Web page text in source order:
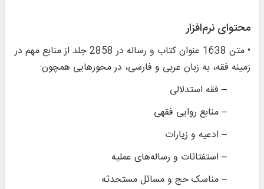
محتوای نرم‌افزار
• متن 1638 عنوان کتاب و رساله در 2858 جلد از منابع مهم در
زمينه فقه، به زبان عربی و فارسی، در محورهایی همچون:
– فقه استدلالی
– منابع روایی فقهی
– ادعیه و زیارات
– استفتائات و رساله‌های عملیه
– مناسک حج و مسائل مستحدثه